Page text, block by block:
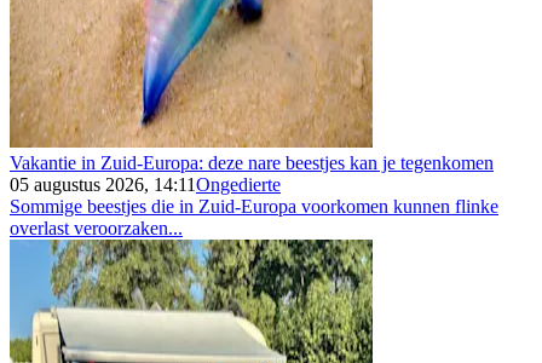
Vakantie in Zuid-Europa: deze nare beestjes kan je tegenkomen
05 augustus 2026, 14:11Ongedierte
Sommige beestjes die in Zuid-Europa voorkomen kunnen flinke
overlast veroorzaken...